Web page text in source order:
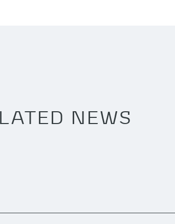
NEWS